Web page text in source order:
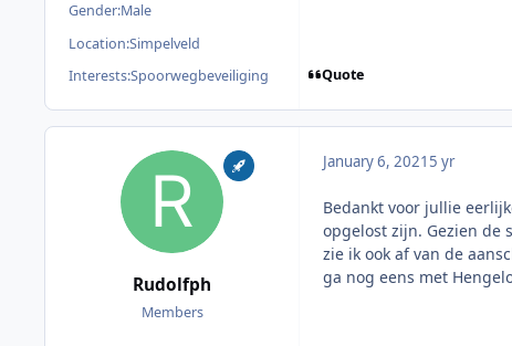
Gender:Male
Location:Simpelveld
Interests:Spoorwegbeveiliging Quote
Rudolfph
Members
January 6, 2021 5 yr
Bedankt voor jullie
opgelost zijn. Gezien de
zie ik ook af van de
ga nog eens met